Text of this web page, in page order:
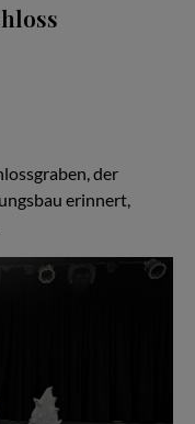
der
erinnert,